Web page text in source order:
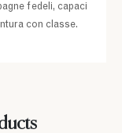
fedeli, capaci
con classe.